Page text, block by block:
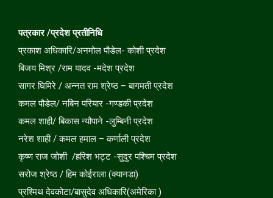
पत्रकार /प्रदेश प्रतीनिधि
प्रकाश अधिकारि/अनमोल पौडेल- कोशी प्रदेश
बिजय मिश्र /राम यादव -मदेश प्रदेश
सागर घिमिरे / अन्नत राम श्रेष्ठ – बागमती प्रदेश
कमल पौडेल/ नबिन परियार -गण्डकी प्रदेश
कमल शाही/ बिकास न्यौपाने -लुम्बिनी प्रदेश
नरेश शाही / कमल हमाल – कर्णाली प्रदेश
कृष्ण राज जोशी /हरिश भट्ट -सुदुर पश्चिम प्रदेश
सरोज श्रेष्ठ / हिम कोईराला (क्यानडा)
प्रश्मिथ देवकोटा/बासुदेव अधिकारि(अमेरिका )